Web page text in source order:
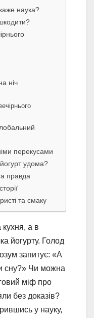
наука?
ніч
перекусами
удома?
правда
та смаку
кухня, а в
йогурту. Голод
запитує: «А
сну?» Чи можна
міф про
без доказів?
у науку,